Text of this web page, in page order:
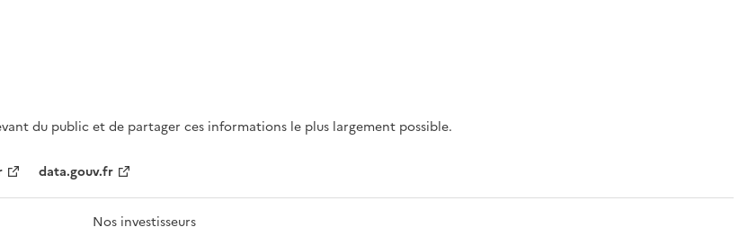
du public et de partager ces informations le plus largement possible.
data.gouv.fr
Nos investisseurs